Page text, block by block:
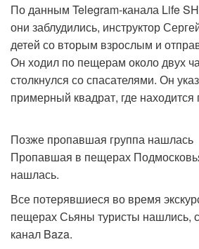
По данным Telegram-канала Life
они заблудились, инструктор
детей со вторым взрослым и
Он ходил по пещерам около двух
столкнулся со спасателями. Он
примерный квадрат, где находится
Позже пропавшая группа нашлась
Пропавшая в пещерах
нашлась.
Все потерявшиеся во время
пещерах Сьяны туристы нашлись,
канал Baza.